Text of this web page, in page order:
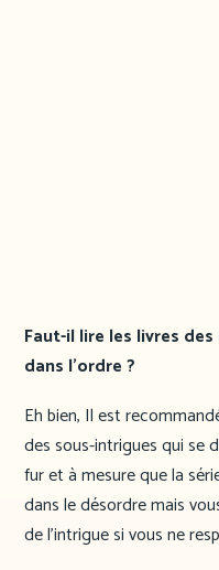
Faut-il lire les livres
dans l’ordre ?
Eh bien, Il est
des sous-intrigues qui se
fur et à mesure que la
dans le désordre mais
de l’intrigue si vous ne